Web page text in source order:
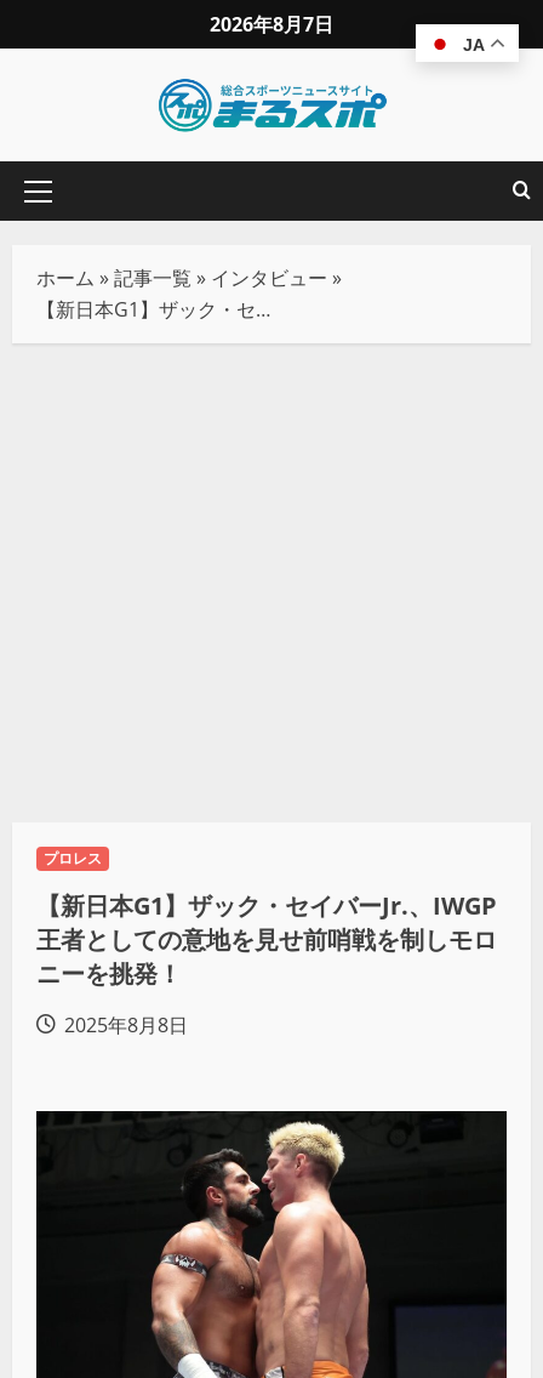
2026年8月7日
ホーム »記事一覧 » インタビュー »
【新日本G1】ザック・セイバーJr.、IWGP王者としての意地を見せ前哨戦を制しモロニーを挑発！
プロレス
【新日本G1】ザック・セイバーJr.、IWGP
王者としての意地を見せ前哨戦を制しモロ
ニーを挑発！
2025年8月8日
JA